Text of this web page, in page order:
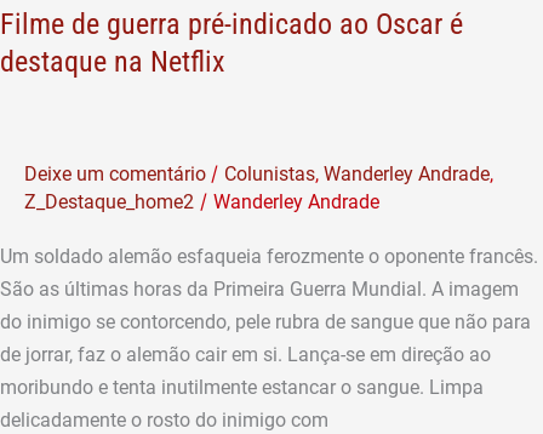
Filme de guerra pré-indicado ao Oscar é
destaque na Netflix
Deixe um comentário / Colunistas, Wanderley Andrade,
Z_Destaque_home2 / Wanderley Andrade
Um soldado alemão esfaqueia ferozmente o oponente francês.
São as últimas horas da Primeira Guerra Mundial. A imagem
do inimigo se contorcendo, pele rubra de sangue que não para
de jorrar, faz o alemão cair em si. Lança-se em direção ao
moribundo e tenta inutilmente estancar o sangue. Limpa
delicadamente o rosto do inimigo com
Netflix